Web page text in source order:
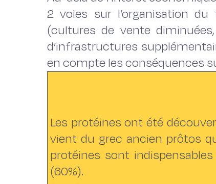
2 voies sur l’organisation
(cultures de vente
d’infrastructures
en compte les conséquences
Les protéines ont été
vient du grec ancien prôtos
protéines sont
(60%).